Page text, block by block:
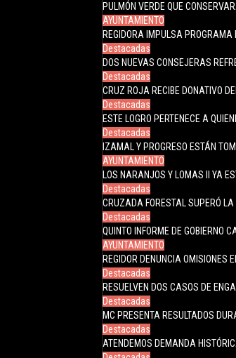
PULMÓN VERDE QUE
AYUNTAMIENTO
REGIDORA IMPULSA PROGRAMA
Destacadas
DOS NUEVAS CONSEJERAS
Destacadas
CRUZ ROJA RECIBE DONATIVO
Destacadas
ESTE LOGRO PERTENECE A
Destacadas
IZAMAL Y PROGRESO ESTÁN
AYUNTAMIENTO
LOS NARANJOS Y LOMAS II YA
Destacadas
CRUZADA FORESTAL SUPERÓ
Destacadas
QUINTO INFORME DE GOBIERNO
AYUNTAMIENTO
REGIDOR DENUNCIA OMISIONES
Destacadas
RESUELVEN DOS CASOS DE
Destacadas
MC PRESENTA RESULTADOS
Destacadas
ATENDEMOS DEMANDA